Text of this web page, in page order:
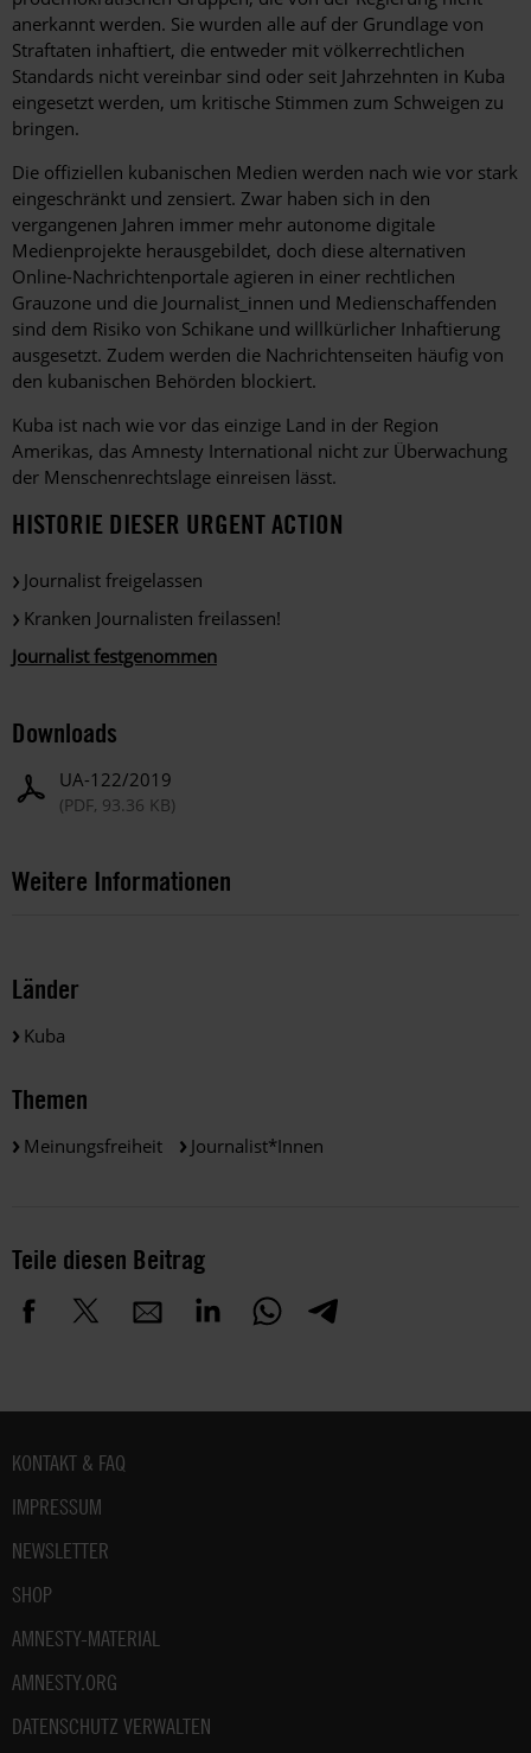
anerkannt werden. Sie wurden alle auf der Grundlage von
Straftaten inhaftiert, die entweder mit völkerrechtlichen
Standards nicht vereinbar sind oder seit Jahrzehnten in Kuba
eingesetzt werden, um kritische Stimmen zum Schweigen zu
bringen.
Die offiziellen kubanischen Medien werden nach wie vor stark
eingeschränkt und zensiert. Zwar haben sich in den
vergangenen Jahren immer mehr autonome digitale
Medienprojekte herausgebildet, doch diese alternativen
Online-Nachrichtenportale agieren in einer rechtlichen
Grauzone und die Journalist_innen und Medienschaffenden
sind dem Risiko von Schikane und willkürlicher Inhaftierung
ausgesetzt. Zudem werden die Nachrichtenseiten häufig von
den kubanischen Behörden blockiert.
Kuba ist nach wie vor das einzige Land in der Region
Amerikas, das Amnesty International nicht zur Überwachung
der Menschenrechtslage einreisen lässt.
HISTORIE DIESER URGENT ACTION
Journalist freigelassen
Kranken Journalisten freilassen!
Journalist festgenommen
Downloads
UA-122/2019
(PDF, 93.36 KB)
Weitere Informationen
Länder
Kuba
Themen
Meinungsfreiheit Journalist*innen
Teile diesen Beitrag
Fußbereich
KONTAKT & FAQ
IMPRESSUM
NEWSLETTER
SHOP
AMNESTY-MATERIAL
AMNESTY.ORG
DATENSCHUTZ VERWALTEN